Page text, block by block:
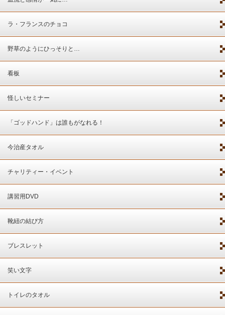
ラ・フランスのチョコ
野草のようにひっそりと…
看板
怪しいセミナー
「ゴッドハンド」は誰もがなれる！
今治産タオル
チャリティー・イベント
講習用DVD
靴紐の結び方
ブレスレット
笑い文字
トイレのタオル